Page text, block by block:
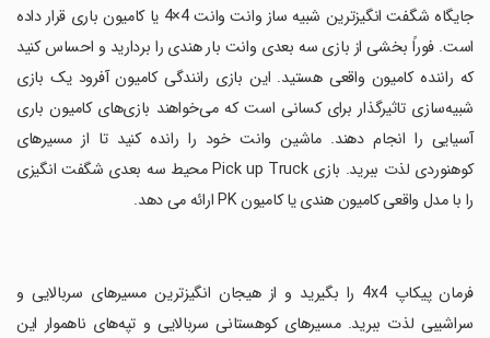
جایگاه شگفت انگیزترین شبیه ساز وانت وانت 4×4 یا کامیون باری قرار داده
است. فوراً بخشی از بازی سه بعدی وانت بار هندی را بردارید و احساس کنید
که راننده کامیون واقعی هستید. این بازی رانندگی کامیون آفرود یک بازی
شبیه‌سازی تاثیرگذار برای کسانی است که می‌خواهند بازی‌های کامیون باری
آسیایی را انجام دهند. ماشین وانت خود را رانده کنید تا از مسیرهای
کوهنوردی لذت ببرید. بازی Pick up Truck محیط سه بعدی شگفت انگیزی
را با مدل واقعی کامیون هندی یا کامیون PK ارائه می دهد.
‏فرمان پیکاپ 4x4 را بگیرید و از هیجان انگیزترین مسیرهای سربالایی و
سراشیبی لذت ببرید. مسیرهای کوهستانی سربالایی و تپه‌های ناهموار این